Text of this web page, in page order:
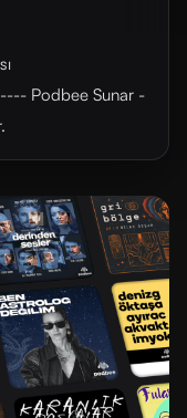
Podbee Sunar -